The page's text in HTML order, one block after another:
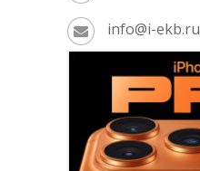
info@i-ekb.ru